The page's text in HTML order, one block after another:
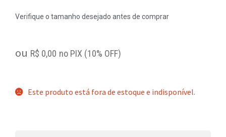
Verifique o tamanho desejado antes de comprar
ou R$ 0,00 no PIX (10% OFF)
Este produto está fora de estoque e indisponível.